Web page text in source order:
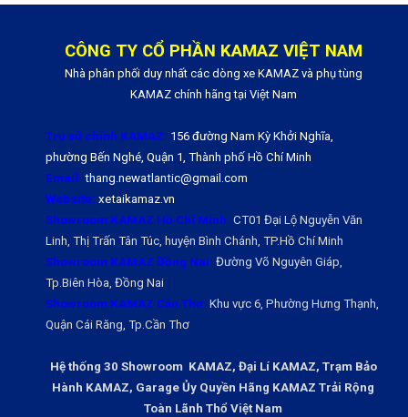
CÔNG TY CỔ PHẦN KAMAZ VIỆT NAM
Nhà phân phối duy nhất các dòng xe KAMAZ và phụ tùng
KAMAZ chính hãng tại Việt Nam
Trụ sở chính KAMAZ: 156 đường Nam Kỳ Khởi Nghĩa,
phường Bến Nghé, Quận 1, Thành phố Hồ Chí Minh
Email: thang.newatlantic@gmail.com
Website: xetaikamaz.vn
Showroom KAMAZ Hồ Chí Minh: CT01 Đại Lộ Nguyễn Văn
Linh, Thị Trấn Tân Túc, huyện Bình Chánh, TP.Hồ Chí Minh
Showroom KAMAZ Đồng Nai: Đường Võ Nguyên Giáp,
Tp.Biên Hòa, Đồng Nai
Showroom KAMAZ Cần Thơ: Khu vực 6, Phường Hưng Thạnh,
Quận Cái Răng, Tp.Cần Thơ
Hệ thống 30 Showroom KAMAZ, Đại Lí KAMAZ, Trạm Bảo
Hành KAMAZ, Garage Ủy Quyền Hãng KAMAZ Trải Rộng
Toàn Lãnh Thổ Việt Nam